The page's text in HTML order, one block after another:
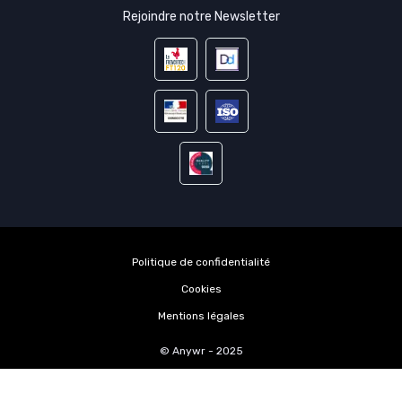
Rejoindre notre Newsletter
Politique de confidentialité
Cookies
Mentions légales
© Anywr - 2025